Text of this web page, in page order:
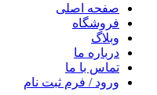
صفحه اصلی
فروشگاه
وبلاگ
درباره ما
تماس با ما
ورود / فرم ثبت نام